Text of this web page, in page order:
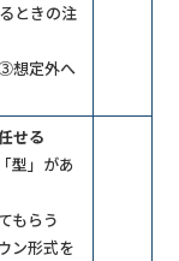
ときの注
定外へ
せる
型」があ
もらう
ン形式を